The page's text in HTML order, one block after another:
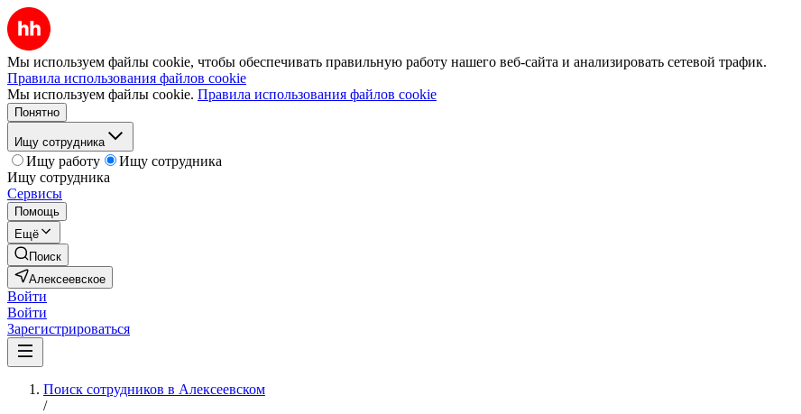
Мы используем файлы cookie, чтобы обеспечивать правильную работу нашего веб-сайта и анализировать сетевой трафик.
Правила использования файлов cookie
Мы используем файлы cookie. Правила использования файлов cookie
Понятно
Ищу сотрудника
Ищу работу
Ищу сотрудника
Ищу сотрудника
Сервисы
Помощь
Ещё
Поиск
Алексеевское
Войти
Войти
Зарегистрироваться
Поиск сотрудников в Алексеевском
/